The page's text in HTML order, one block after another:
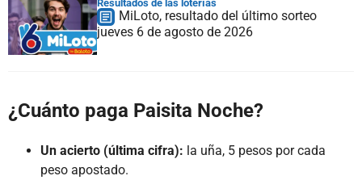
Resultados de las loterías
MiLoto, resultado del último sorteo
jueves 6 de agosto de 2026
¿Cuánto paga Paisita Noche?
Un acierto (última cifra): la uña, 5 pesos por cada
peso apostado.